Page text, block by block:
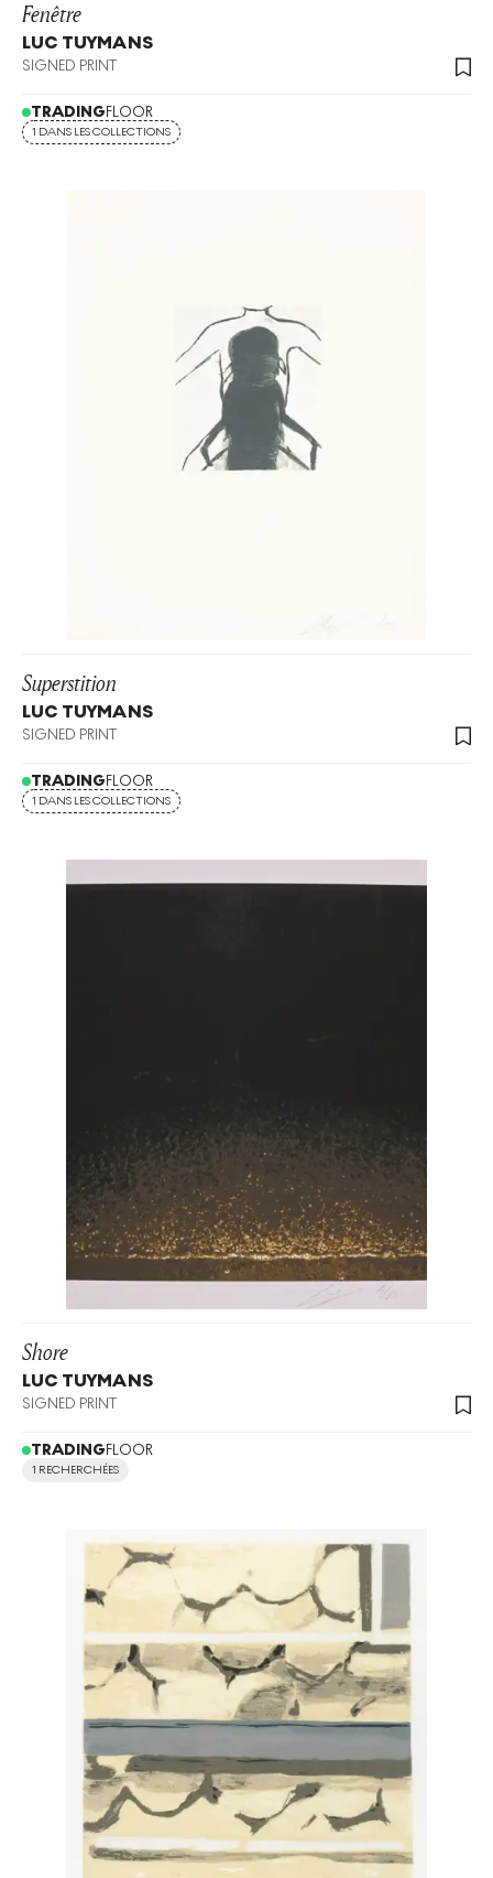
Fenêtre
LUC TUYMANS
SIGNED PRINT
TRADINGFLOOR
1 DANS LES COLLECTIONS
Superstition
LUC TUYMANS
SIGNED PRINT
TRADINGFLOOR
1 DANS LES COLLECTIONS
Shore
LUC TUYMANS
SIGNED PRINT
TRADINGFLOOR
1 RECHERCHÉES